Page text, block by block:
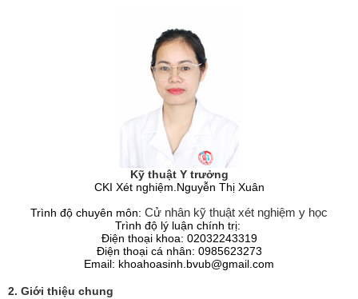
Kỹ thuật Y trưởng
CKI Xét nghiệm.Nguyễn Thị Xuân
Trình độ chuyên môn: Cử nhân kỹ thuật xét nghiệm y học
Trình độ lý luận chính trị:
Điện thoại khoa: 02032243319
Điện thoại cá nhân: 0985623273
Email: khoahoasinh.bvub@gmail.com
2. Giới thiệu chung